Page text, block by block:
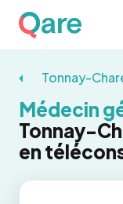
Tonnay-
Médecin
Tonnay-
en